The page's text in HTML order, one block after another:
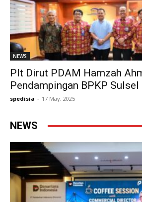
NEWS
Plt Dirut PDAM Hamzah
Pendampingan BPKP Sulsel
spedisia - 17 May, 2025
NEWS